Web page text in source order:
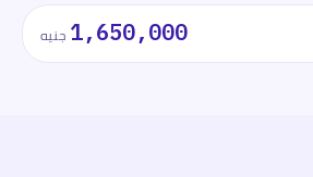
1,650,000 جنيه